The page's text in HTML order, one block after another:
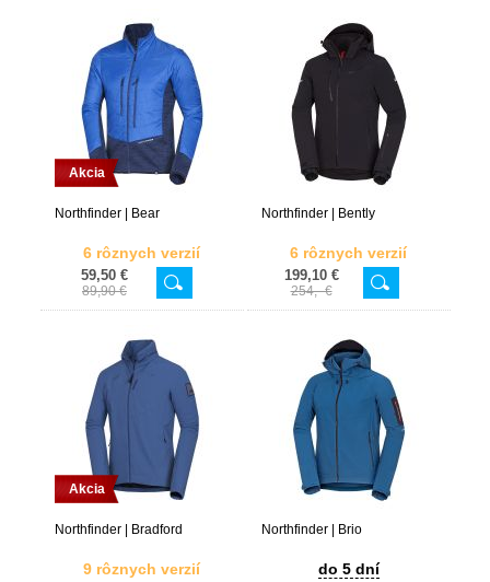
Akcia
Northfinder | Bear
6 rôznych verzií
59,50 €
89,90 €
Northfinder | Bently
6 rôznych verzií
199,10 €
254,- €
Akcia
Northfinder | Bradford
9 rôznych verzií
Northfinder | Brio
do 5 dní